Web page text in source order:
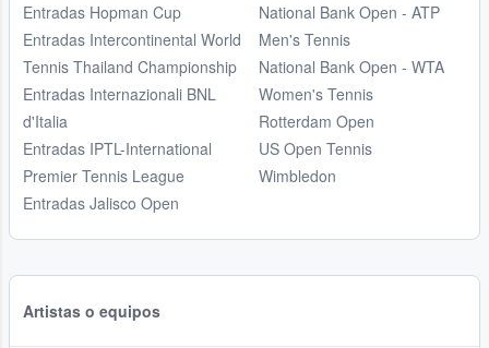
Entradas Hopman Cup
Entradas Intercontinental World
Tennis Thailand Championship
Entradas Internazionali BNL
d'Italia
Entradas IPTL-International
Premier Tennis League
Entradas Jalisco Open
National Bank Open - ATP
Men's Tennis
National Bank Open - WTA
Women's Tennis
Rotterdam Open
US Open Tennis
Wimbledon
Artistas o equipos